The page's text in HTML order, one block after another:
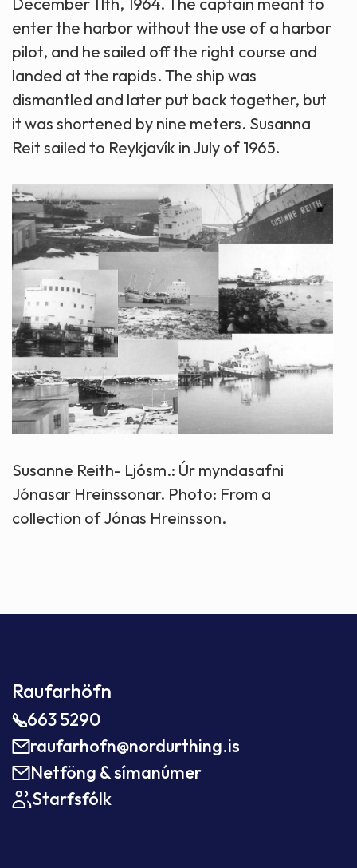
enter the harbor without the use of a harbor
pilot, and he sailed off the right course and
landed at the rapids. The ship was
dismantled and later put back together, but
it was shortened by nine meters. Susanna
Reit sailed to Reykjavík in July of 1965.
Susanne Reith- Ljósm.: Úr myndasafni
Jónasar Hreinssonar. Photo: From a
collection of Jónas Hreinsson.
Raufarhöfn
663 5290
raufarhofn@nordurthing.is
Netföng & símanúmer
Starfsfólk